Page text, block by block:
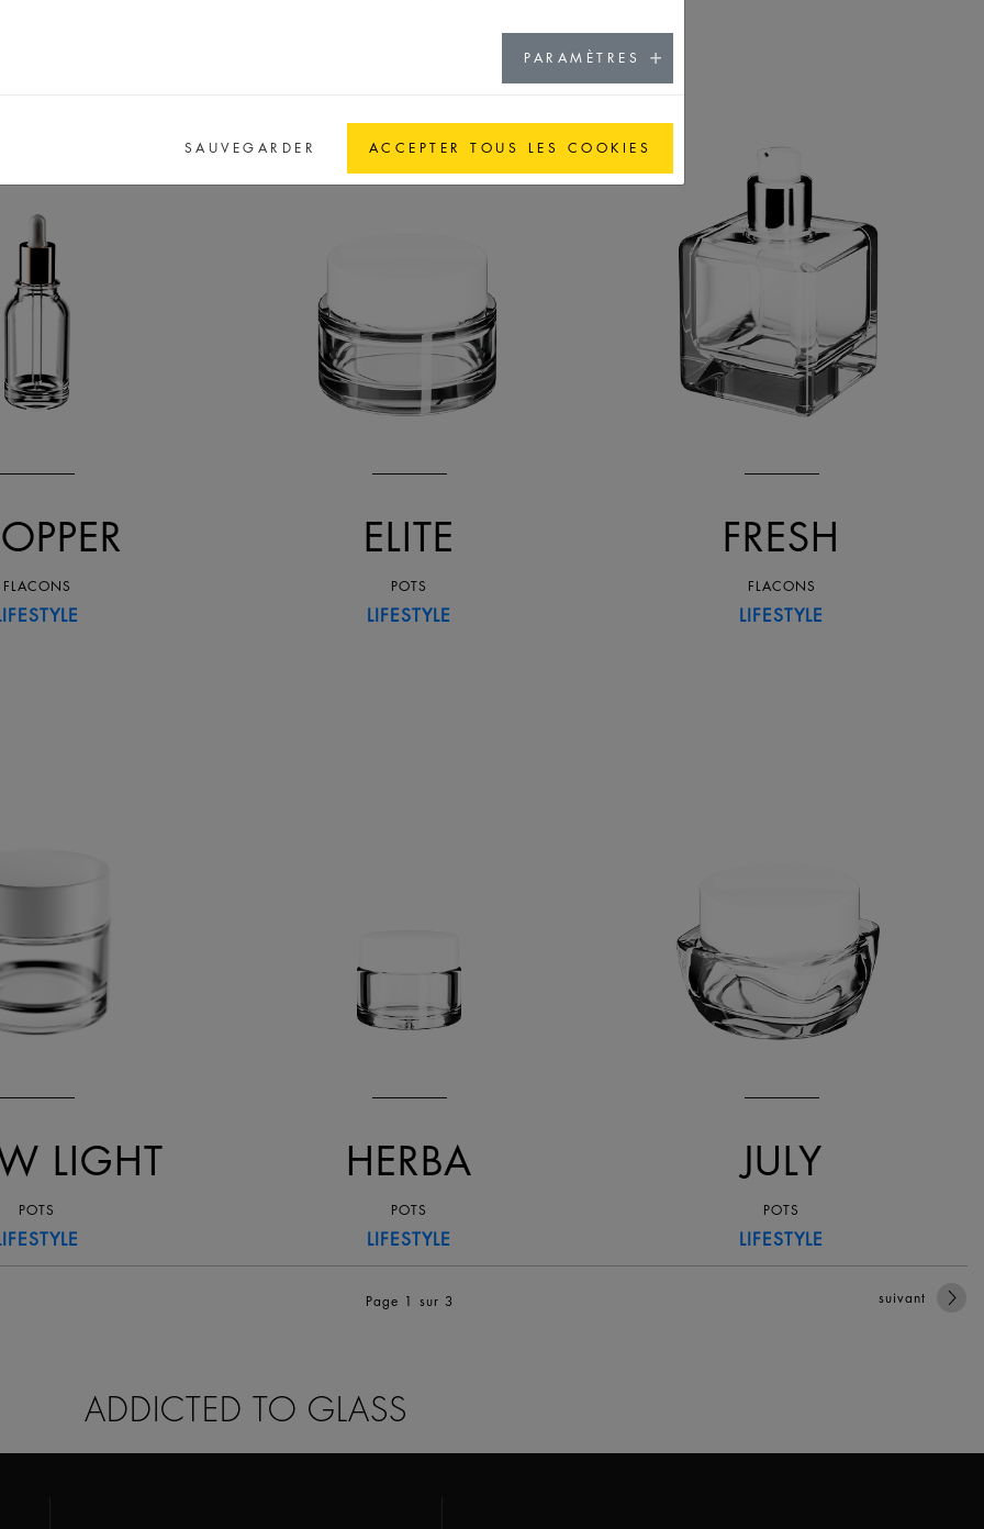
FLACONS
ELITE
POTS
LIFESTYLE
FRESH
FLACONS
LIFESTYLE
LIGHT
POTS
HERBA
POTS
LIFESTYLE
JULY
POTS
LIFESTYLE
Page 1 sur 3 suivant
ADDICTED TO GLASS
PARAMÈTRES
SAUVEGARDER ACCEPTER TOUS LES COOKIES